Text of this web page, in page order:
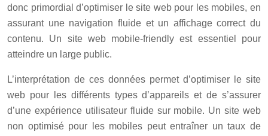
donc primordial d’optimiser le site web pour les mobiles, en
assurant une navigation fluide et un affichage correct du
contenu. Un site web mobile-friendly est essentiel pour
atteindre un large public.
L’interprétation de ces données permet d’optimiser le site
web pour les différents types d’appareils et de s’assurer
d’une expérience utilisateur fluide sur mobile. Un site web
non optimisé pour les mobiles peut entraîner un taux de